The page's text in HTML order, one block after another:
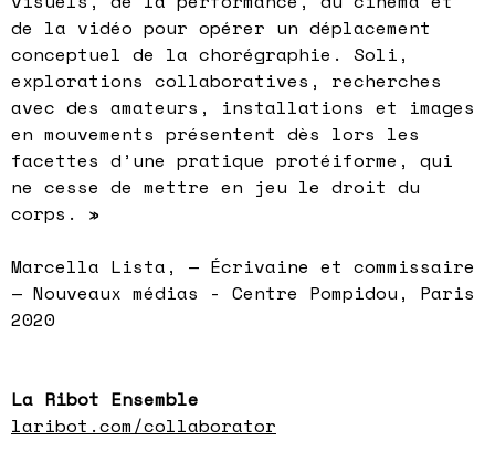
de la vidéo pour opérer un déplacement
conceptuel de la chorégraphie. Soli,
explorations collaboratives, recherches
avec des amateurs, installations et images
en mouvements présentent dès lors les
facettes d’une pratique protéiforme, qui
ne cesse de mettre en jeu le droit du
corps. »
Marcella Lista, — Écrivaine et commissaire
— Nouveaux médias - Centre Pompidou, Paris
2020
La Ribot Ensemble
laribot.com/collaborator